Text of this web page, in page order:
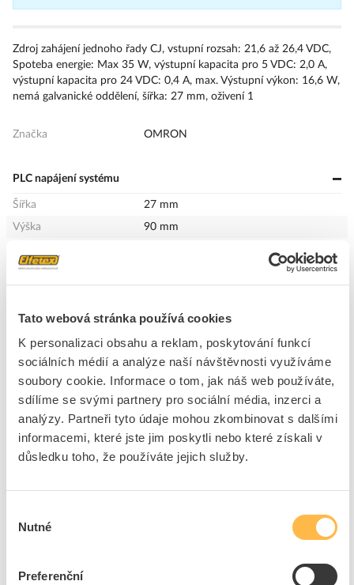
Tato webová stránka používá cookies
K personalizaci obsahu a reklam, poskytování funkcí
sociálních médií a analýze naší návštěvnosti využíváme
soubory cookie. Informace o tom, jak náš web používáte,
sdílíme se svými partnery pro sociální média, inzerci a
analýzy. Partneři tyto údaje mohou zkombinovat s dalšími
informacemi, které jste jim poskytli nebo které získali v
důsledku toho, že používáte jejich služby.
souhlasu
Nutné
Preferenční
Zdroj zahájení jednoho řady CJ, vstupní rozsah: 21,6 až 26,4 VDC,
Spoteba energie: Max 35 W, výstupní kapacita pro 5 VDC: 2,0 A,
výstupní kapacita pro 24 VDC: 0,4 A, max. Výstupní výkon: 16,6 W,
nemá galvanické oddělení, šířka: 27 mm, oživení 1
Značka OMRON
PLC napájení systému
Šířka
27 mm
Výška
90 mm
Druh vstupního napětí
Výstupní napětí při DC
5 - 24 V
Vstupní napětí při DC
21.6 - 26.4 V
Max. výstupní proud při
2 A
Max. vstupní proud při
1.5 A
Typ výstupního napětí
DC
Vhodné pro bezpečnostní Ne
Hz
Hz